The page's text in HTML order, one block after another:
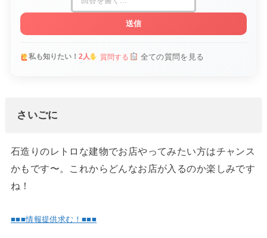
送信
私も知りたい！ 2人 質問する 全ての質問を見る
さいごに
石造りのレトロな建物でお店やってみたい方はチャンス
かもです〜。これからどんなお店が入るのか楽しみです
ね！
■■■情報提供求む！■■■